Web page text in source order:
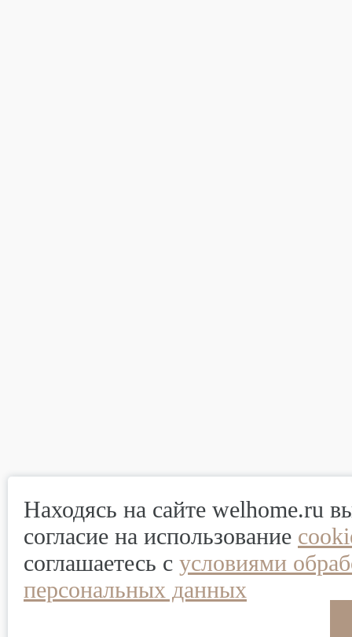
Находясь на сайте welhome.ru
согласие на использование
соглашаетесь с условиями
персональных данных